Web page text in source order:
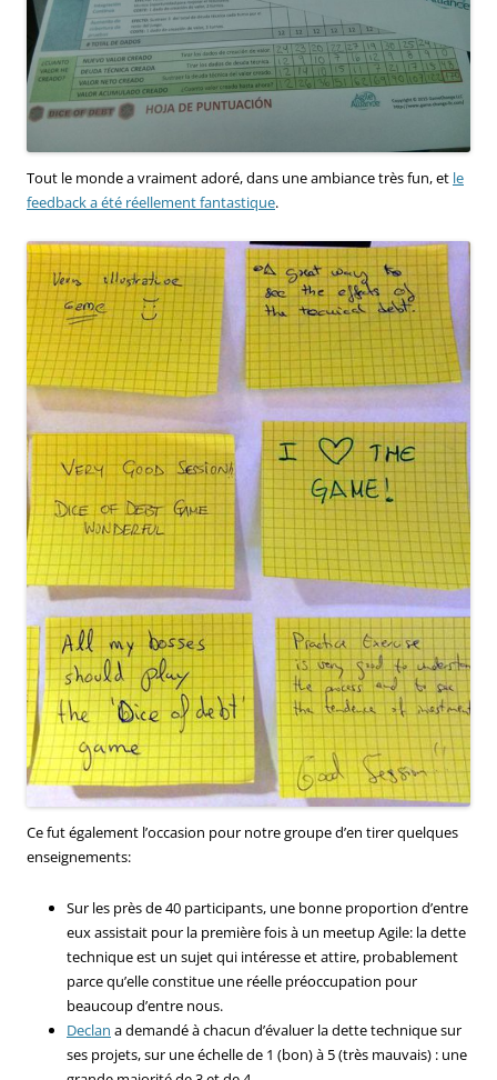
Tout le monde a vraiment adoré, dans une ambiance très fun, et le
feedback a été réellement fantastique.
Ce fut également l’occasion pour notre groupe d’en tirer quelques
enseignements:
Sur les près de 40 participants, une bonne proportion d’entre
eux assistait pour la première fois à un meetup Agile: la dette
technique est un sujet qui intéresse et attire, probablement
parce qu’elle constitue une réelle préoccupation pour
beaucoup d’entre nous.
Declan a demandé à chacun d’évaluer la dette technique sur
ses projets, sur une échelle de 1 (bon) à 5 (très mauvais) : une